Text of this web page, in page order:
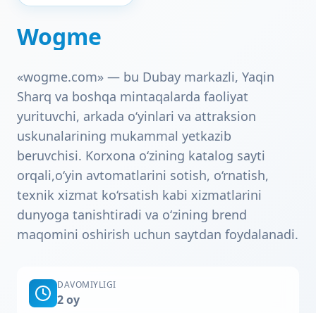
Wogme
«wogme.com» — bu Dubay markazli, Yaqin
Sharq va boshqa mintaqalarda faoliyat
yurituvchi, arkada o‘yinlari va attraksion
uskunalarining mukammal yetkazib
beruvchisi. Korxona o‘zining katalog sayti
orqali,o‘yin avtomatlarini sotish, o‘rnatish,
texnik xizmat ko‘rsatish kabi xizmatlarini
dunyoga tanishtiradi va o‘zining brend
maqomini oshirish uchun saytdan foydalanadi.
DAVOMIYLIGI
2 oy